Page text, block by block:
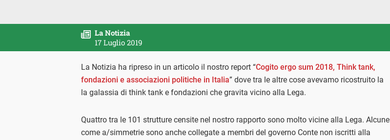
La Notizia
17 Luglio 2019
La Notizia ha ripreso in un articolo il nostro report “Cogito ergo sum 2018, Think tank,
fondazioni e associazioni politiche in Italia” dove tra le altre cose avevamo ricostruito la
la galassia di think tank e fondazioni che gravita vicino alla Lega.
Quattro tra le 101 strutture censite nel nostro rapporto sono molto vicine alla Lega. Alcune
come a/simmetrie sono anche collegate a membri del governo Conte non iscritti alla